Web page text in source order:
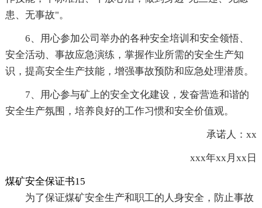
患、无事故"。
6、用心参加公司举办的各种安全培训和安全领悟、
安全活动、事故应急演练，掌握作业所需的安全生产知
识，提高安全生产技能，增强事故预防和应急处理潜质。
7、用心参与矿上的安全文化建设，发奋营造和谐的
安全生产氛围，培养良好的工作习惯和安全价值观。
承诺人：xx
xxx年xx月xx日
煤矿安全保证书15
为了保证煤矿安全生产和职工的人身安全，防止事故